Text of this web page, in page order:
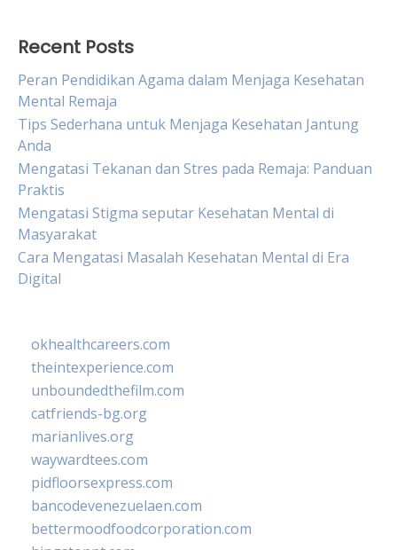
Recent Posts
Peran Pendidikan Agama dalam Menjaga Kesehatan
Mental Remaja
Tips Sederhana untuk Menjaga Kesehatan Jantung
Anda
Mengatasi Tekanan dan Stres pada Remaja: Panduan
Praktis
Mengatasi Stigma seputar Kesehatan Mental di
Masyarakat
Cara Mengatasi Masalah Kesehatan Mental di Era
Digital
okhealthcareers.com
theintexperience.com
unboundedthefilm.com
catfriends-bg.org
marianlives.org
waywardtees.com
pidfloorsexpress.com
bancodevenezuelaen.com
bettermoodfoodcorporation.com